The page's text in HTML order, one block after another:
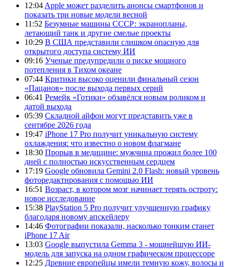
12:04 Apple может разделить анонсы смартфонов и
показать три новые модели весной
11:52 Безумные машины СССР: экранопланы,
летающий танк и другие смелые проекты
10:29 В США представили слишком опасную для
открытого доступа систему ИИ
09:16 Ученые предупредили о риске мощного
потепления в Тихом океане
07:44 Критики высоко оценили финальный сезон
«Пацанов» после выхода первых серий
06:41 Ремейк «Готики» обзавёлся новым роликом и
датой выхода
05:39 Складной айфон могут представить уже в
сентябре 2026 года
19:47 iPhone 17 Pro получит уникальную систему
охлаждения: что известно о новом флагмане
18:30 Прорыв в медицине: мужчина прожил более 100
дней с полностью искусственным сердцем
17:19 Google обновила Gemini 2.0 Flash: новый уровень
фоторедактирования с помощью ИИ
16:51 Возраст, в котором мозг начинает терять остроту:
новое исследование
15:38 PlayStation 5 Pro получит улучшенную графику
благодаря новому апскейлеру
14:46 Фотографии показали, насколько тонким станет
iPhone 17 Air
13:03 Google выпустила Gemma 3 - мощнейшую ИИ-
модель для запуска на одном графическом процессоре
12:25 Древние европейцы имели темную кожу, волосы и